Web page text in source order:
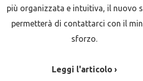
più organizzata e intuitiva, il nuovo
permetterà di contattarci con il
sforzo.
Leggi l'articolo ›